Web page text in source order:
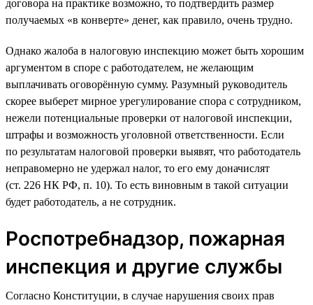
договора на практике возможно, то подтвердить размер
получаемых «в конверте» денег, как правило, очень трудно.
Однако жалоба в налоговую инспекцию может быть хорошим
аргументом в споре с работодателем, не желающим
выплачивать оговорённую сумму. Разумный руководитель
скорее выберет мирное урегулирование спора с сотрудником,
нежели потенциальные проверки от налоговой инспекции,
штрафы и возможность уголовной ответственности. Если
по результатам налоговой проверки выявят, что работодатель
неправомерно не удержал налог, то его ему доначислят
(ст. 226 НК РФ, п. 10). То есть виновным в такой ситуации
будет работодатель, а не сотрудник.
Роспотребнадзор, пожарная
инспекция и другие службы
Согласно Конституции, в случае нарушения своих прав